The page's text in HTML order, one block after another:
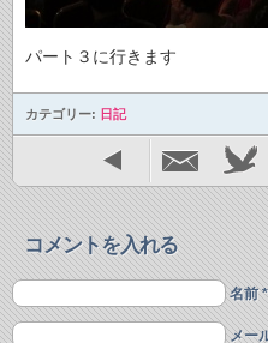
パート３に行きます
カテゴリー: 日記
コメントを入れる
名前 *
メー